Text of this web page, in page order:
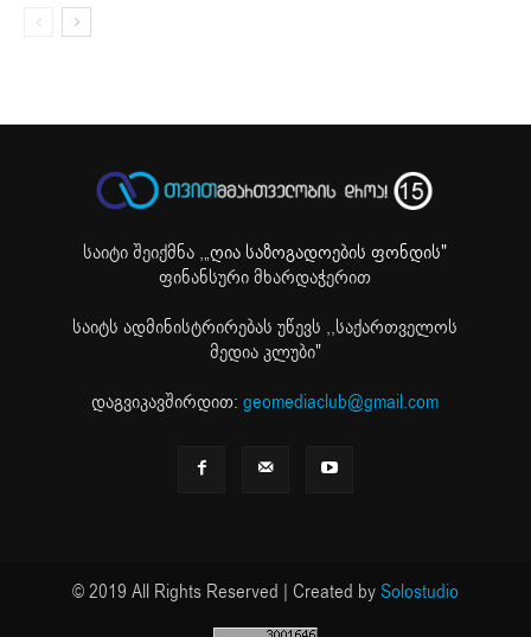
საიტი შეიქმნა ,„ღია საზოგადოების ფონდის"
ფინანსური მხარდაჭერით
საიტს ადმინისტრირებას უწევს ,,საქართველოს
მედია კლუბი"
დაგვიკავშირდით:geomediaclub@gmail.com
© 2019 All Rights Reserved | Created bySolostudio